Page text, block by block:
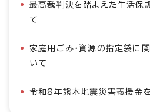
最高裁判決を踏まえた生活保
て
家庭用ごみ・資源の指定袋に
いて
令和8年熊本地震災害義援金